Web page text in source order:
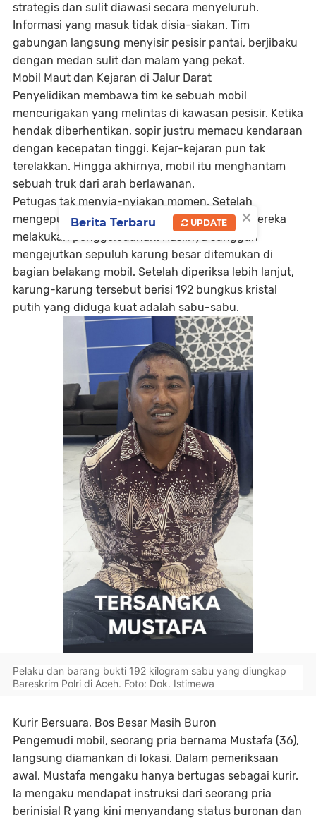
strategis dan sulit diawasi secara menyeluruh.
Informasi yang masuk tidak disia-siakan. Tim
gabungan langsung menyisir pesisir pantai, berjibaku
dengan medan sulit dan malam yang pekat.
Mobil Maut dan Kejaran di Jalur Darat
Penyelidikan membawa tim ke sebuah mobil
mencurigakan yang melintas di kawasan pesisir. Ketika
hendak diberhentikan, sopir justru memacu kendaraan
dengan kecepatan tinggi. Kejar-kejaran pun tak
terelakkan. Hingga akhirnya, mobil itu menghantam
sebuah truk dari arah berlawanan.
Petugas tak menyia-nyiakan momen. Setelah
mengepung dan mengamankan kendaraan, mereka
melakukan penggeledahan. Hasilnya sungguh
mengejutkan sepuluh karung besar ditemukan di
bagian belakang mobil. Setelah diperiksa lebih lanjut,
karung-karung tersebut berisi 192 bungkus kristal
putih yang diduga kuat adalah sabu-sabu.
Pelaku dan barang bukti 192 kilogram sabu yang diungkap
Bareskrim Polri di Aceh. Foto: Dok. Istimewa
Kurir Bersuara, Bos Besar Masih Buron
Pengemudi mobil, seorang pria bernama Mustafa (36),
langsung diamankan di lokasi. Dalam pemeriksaan
awal, Mustafa mengaku hanya bertugas sebagai kurir.
Ia mengaku mendapat instruksi dari seorang pria
berinisial R yang kini menyandang status buronan dan
×
Berita Terbaru UPDATE